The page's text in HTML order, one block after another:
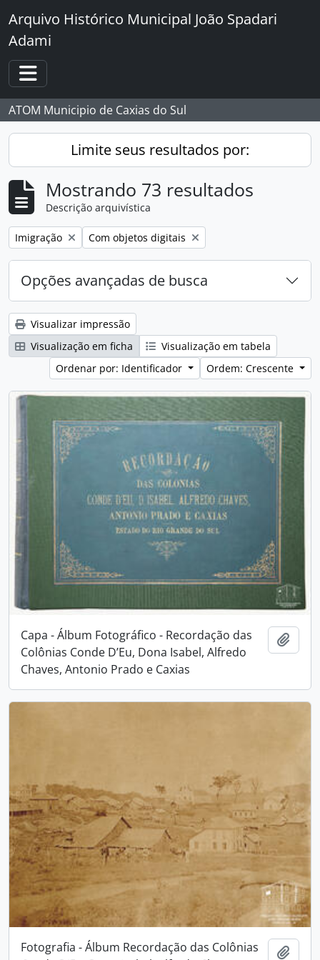
Skip to main content
Arquivo Histórico Municipal João Spadari
Adami
Toggle navigation
ATOM Municipio de Caxias do Sul
Limite seus resultados por:
Mostrando 73 resultados
Descrição arquivística
Remover filtro:
Imigração Remover filtro:
Com objetos digitais
Opções avançadas de busca
Visualizar impressão
Visualização em ficha
Visualização em tabela
Ordenar por: Identificador
Ordem: Crescente
Capa - Álbum Fotográfico - Recordação das
Colônias Conde D’Eu, Dona Isabel, Alfredo
Chaves, Antonio Prado e Caxias
Fotografia - Álbum Recordação das Colônias